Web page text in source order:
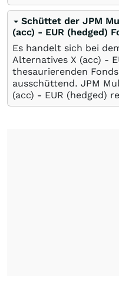
Schüttet der JPM
(acc) - EUR (hedged)
Es handelt sich bei
Alternatives X (acc) -
thesaurierenden
ausschüttend. JPM
(acc) - EUR (hedged)